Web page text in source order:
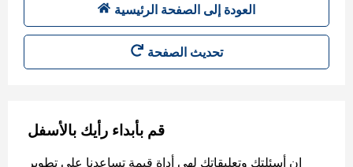
العودة إلى الصفحة الرئيسية
تحديث الصفحة
قم بأبداء رأيك بالأسفل
إن أسئلتك وتعليقاتك لهي أداة قيمة تساعدنا على تطوير